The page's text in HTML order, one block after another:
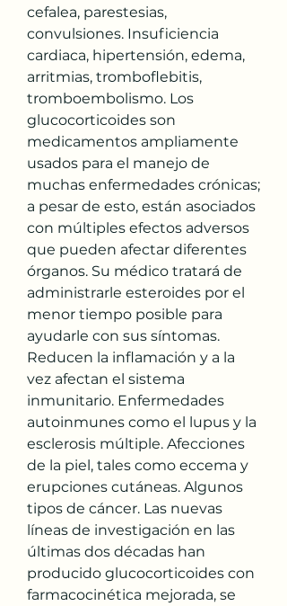
cefalea, parestesias,
convulsiones. Insuficiencia
cardiaca, hipertensión, edema,
arritmias, tromboflebitis,
tromboembolismo. Los
glucocorticoides son
medicamentos ampliamente
usados para el manejo de
muchas enfermedades crónicas;
a pesar de esto, están asociados
con múltiples efectos adversos
que pueden afectar diferentes
órganos. Su médico tratará de
administrarle esteroides por el
menor tiempo posible para
ayudarle con sus síntomas.
Reducen la inflamación y a la
vez afectan el sistema
inmunitario. Enfermedades
autoinmunes como el lupus y la
esclerosis múltiple. Afecciones
de la piel, tales como eccema y
erupciones cutáneas. Algunos
tipos de cáncer. Las nuevas
líneas de investigación en las
últimas dos décadas han
producido glucocorticoides con
farmacocinética mejorada, se